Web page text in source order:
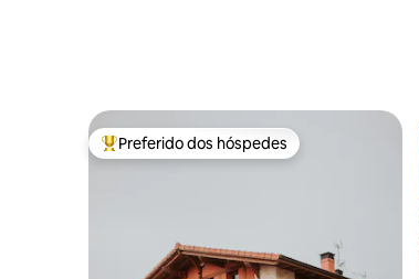
Entre os melhores preferidos dos hóspedes
Preferido dos hóspedes